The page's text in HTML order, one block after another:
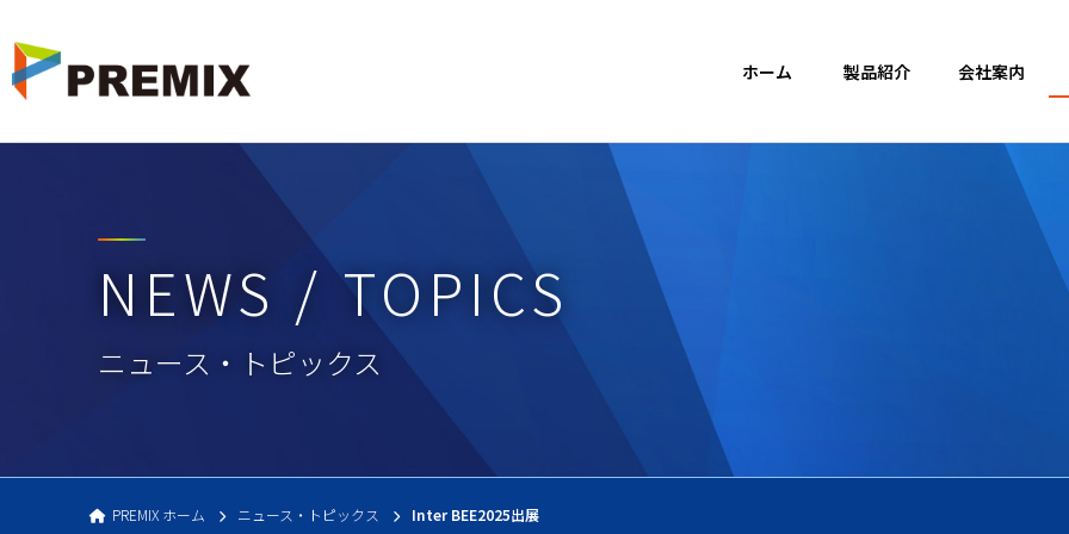
PREMIX 映像・システム 埼玉県桶川市
ホーム 製品紹介 会社案内
NEWS / TOPICS
ニュース・トピックス
PREMIX ホーム ニュース・トピックス Inter BEE2025出展